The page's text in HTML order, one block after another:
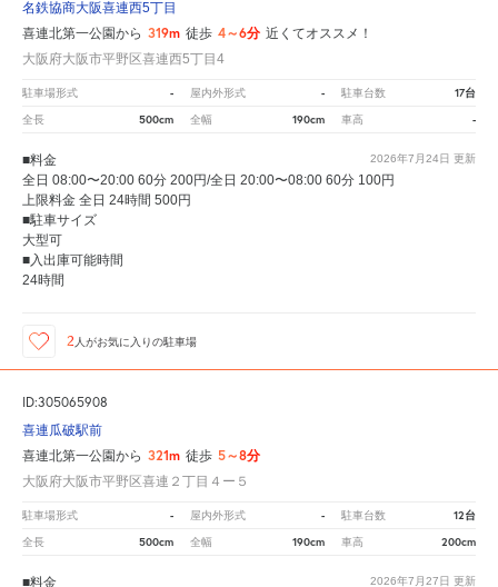
名鉄協商大阪喜連西5丁目
喜連北第一公園から 319m 徒歩 4～6分 近くてオススメ！
大阪府大阪市平野区喜連西5丁目4
駐車場形式 - 屋内外形式 - 駐車台数 17台
全長 500cm 全幅 190cm 車高 -
2026年7月24日 更新
■料金
全日 08:00〜20:00 60分 200円/全日 20:00〜08:00 60分 100円
上限料金 全日 24時間 500円
■駐車サイズ
大型可
■入出庫可能時間
24時間
2 人がお気に入りの駐車場
ID:305065908
喜連瓜破駅前
喜連北第一公園から 321m 徒歩 5～8分
大阪府大阪市平野区喜連２丁目４ー５
駐車場形式 - 屋内外形式 - 駐車台数 12台
全長 500cm 全幅 190cm 車高 200cm
2026年7月27日 更新
■料金